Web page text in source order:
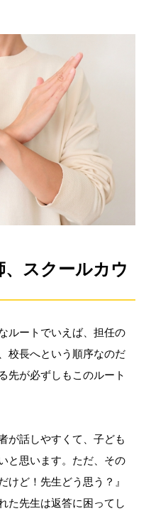
スクールカウ
ルートでいえば、担任の
校長へという順序なのだ
先が必ずしもこのルート
が話しやすくて、子ども
と思います。ただ、その
けど！先生どう思う？』
た先生は返答に困ってし